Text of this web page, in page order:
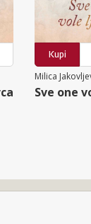
Kupi
Milica
Sve one